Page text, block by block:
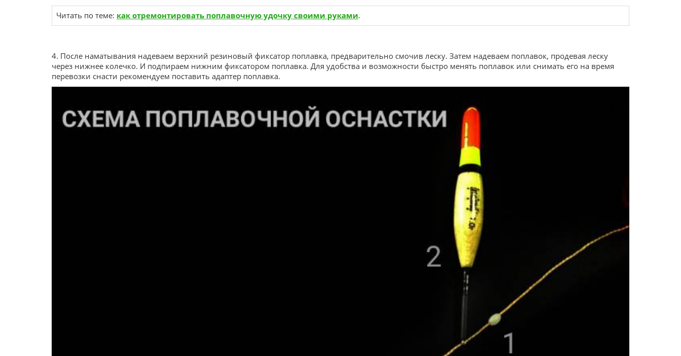
Читать по теме: как отремонтировать поплавочную удочку своими руками.
4. После наматывания надеваем верхний резиновый фиксатор поплавка, предварительно смочив леску. Затем надеваем поплавок, продевая леску
через нижнее колечко. И подпираем нижним фиксатором поплавка. Для удобства и возможности быстро менять поплавок или снимать его на время
перевозки снасти рекомендуем поставить адаптер поплавка.